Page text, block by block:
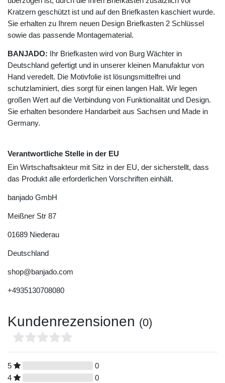
Kratzern geschützt ist und auf den Briefkasten kaschiert wurde.
Sie erhalten zu Ihrem neuen Design Briefkasten 2 Schlüssel
sowie das passende Montagematerial.
BANJADO: Ihr Briefkasten wird von Burg Wächter in
Deutschland gefertigt und in unserer kleinen Manufaktur von
Hand veredelt. Die Motivfolie ist lösungsmittelfrei und
schutzlaminiert, dies sorgt für einen langen Halt. Wir legen
großen Wert auf die Verbindung von Funktionalität und Design.
Sie erhalten besondere Handarbeit aus Sachsen und Made in
Germany.
Verantwortliche Stelle in der EU
Ein Wirtschaftsakteur mit Sitz in der EU, der sicherstellt, dass
das Produkt alle erforderlichen Vorschriften einhält.
banjado GmbH
Meißner Str 87
01689 Niederau
Deutschland
shop@banjado.com
+4935130708080
Kundenrezensionen (0)
5
0
4
0